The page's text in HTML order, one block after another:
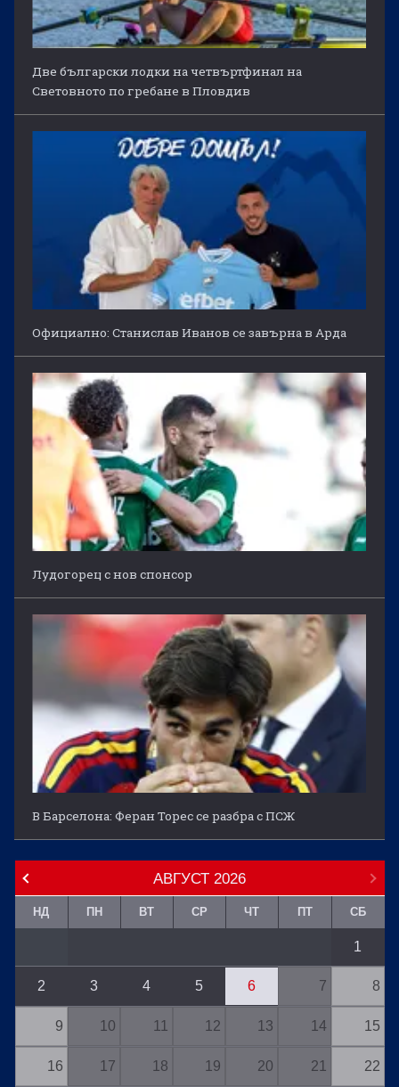
Две български лодки на четвъртфинал на
Световното по гребане в Пловдив
Официално: Станислав Иванов се завърна в Арда
Лудогорец с нов спонсор
В Барселона: Феран Торес се разбра с ПСЖ
АВГУСТ 2026
НД ПН ВТ СР ЧТ ПТ СБ
1
2 3 4 5 6 7 8
9 10 11 12 13 14 15
16 17 18 19 20 21 22